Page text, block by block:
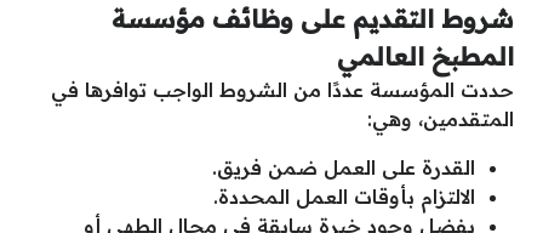
شروط التقديم على وظائف مؤسسة
المطبخ العالمي
حددت المؤسسة عددًا من الشروط الواجب توافرها في
المتقدمين، وهي:
القدرة على العمل ضمن فريق.
الالتزام بأوقات العمل المحددة.
يفضل وجود خبرة سابقة في مجال الطهي أو